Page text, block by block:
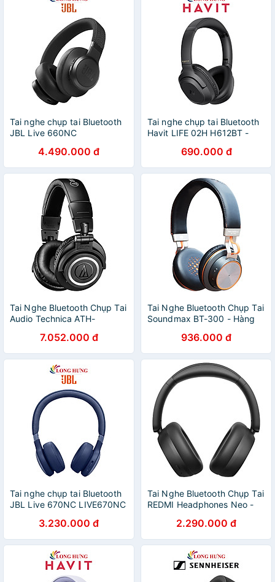
Tai nghe chụp tai Bluetooth
JBL Live 660NC
chính hãng4.490.000 đ
Tai nghe chụp tai Bluetooth
Havit LIFE 02H H612BT -
690.000 đ
Tai Nghe Bluetooth Chụp Tai
Audio Technica ATH-
7.052.000 đ
Tai Nghe Bluetooth Chụp Tai
Soundmax BT-300 - Hàng
936.000 đ
Tai nghe chụp tai Bluetooth
JBL Live 670NC LIVE670NC
3.230.000 đ
Tai Nghe Bluetooth Chụp Tai
REDMI Headphones Neo -
2.290.000 đ